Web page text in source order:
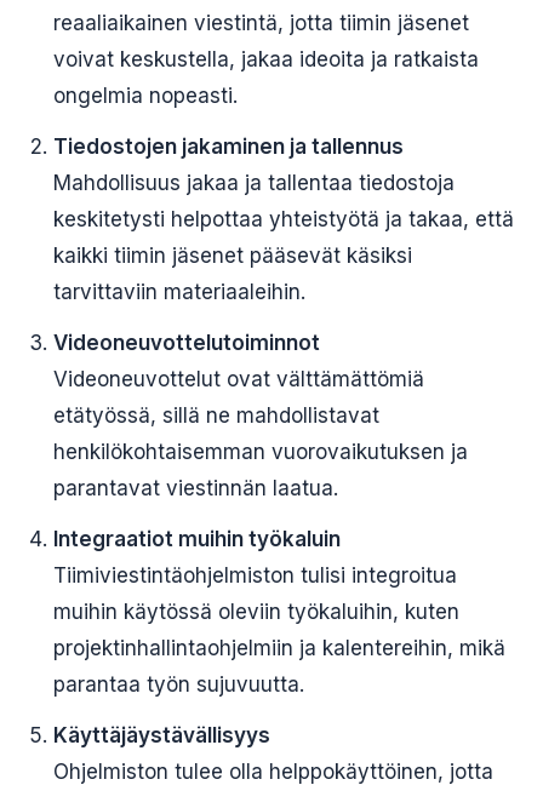
reaaliaikainen viestintä, jotta tiimin jäsenet
voivat keskustella, jakaa ideoita ja ratkaista
ongelmia nopeasti.
Tiedostojen jakaminen ja tallennus
Mahdollisuus jakaa ja tallentaa tiedostoja
keskitetysti helpottaa yhteistyötä ja takaa, että
kaikki tiimin jäsenet pääsevät käsiksi
tarvittaviin materiaaleihin.
Videoneuvottelutoiminnot
Videoneuvottelut ovat välttämättömiä
etätyössä, sillä ne mahdollistavat
henkilökohtaisemman vuorovaikutuksen ja
parantavat viestinnän laatua.
Integraatiot muihin työkaluin
Tiimiviestintäohjelmiston tulisi integroitua
muihin käytössä oleviin työkaluihin, kuten
projektinhallintaohjelmiin ja kalentereihin, mikä
parantaa työn sujuvuutta.
Käyttäjäystävällisyys
Ohjelmiston tulee olla helppokäyttöinen, jotta